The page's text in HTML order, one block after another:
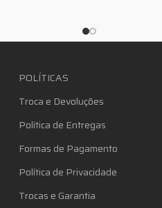
POLÍTICAS
Troca e Devoluções
Política de Entregas
Formas de Pagamento
Política de Privacidade
Trocas e Garantia